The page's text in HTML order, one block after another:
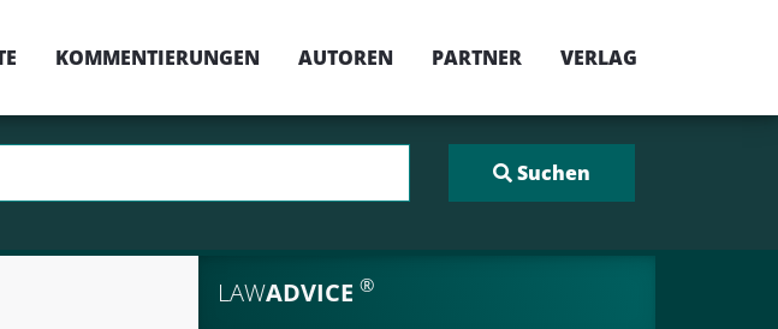
KOMMENTIERUNGEN AUTOREN PARTNER VERLAG
LAWADVICE ®